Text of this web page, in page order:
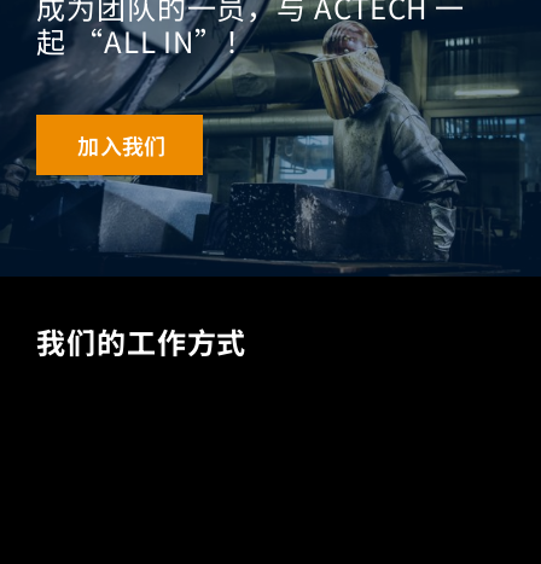
起 “ALL IN”！
加入我们
我们的工作方式